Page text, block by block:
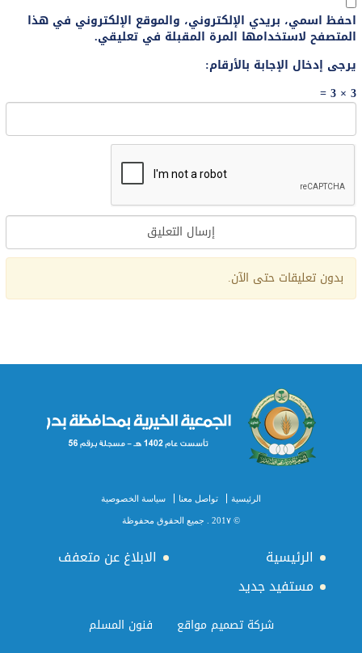
احفظ اسمي، بريدي الإلكتروني، والموقع الإلكتروني في هذا
المتصفح لاستخدامها المرة المقبلة في تعليقي.
يرجى إدخال الإجابة بالأرقام:
3 × 3 =
Alternative:
بدون تعليقات حتى الآن.
الرئيسية تواصل معنا سياسة الخصوصية
© 201٧ . جميع الحقوق محفوظة
الرئيسية
الابلاغ عن متعفف
مستفيد جديد
شركة تصميم مواقع فنون المسلم